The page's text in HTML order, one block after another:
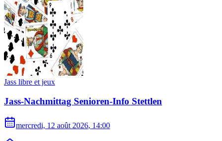
Jass libre et jeux
Jass-Nachmittag Senioren-Info Stettlen
mercredi, 12 août 2026, 14:00